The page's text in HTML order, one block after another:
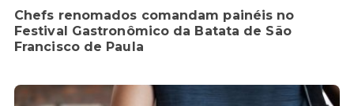
Chefs renomados comandam painéis no
Festival Gastronômico da Batata de São
Francisco de Paula